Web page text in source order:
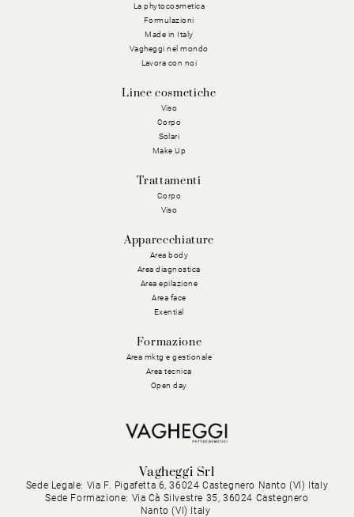
La phytocosmetica
Formulazioni
Made in Italy
Vagheggi nel mondo
Lavora con noi
Linee cosmetiche
Viso
Corpo
Solari
Make Up
Trattamenti
Corpo
Viso
Apparecchiature
Area body
Area diagnostica
Area epilazione
Area face
Exential
Formazione
Area mktg e gestionale
Area tecnica
Open day
Vagheggi Srl
Sede Legale: Via F. Pigafetta 6, 36024 Castegnero Nanto (VI) Italy
Sede Formazione: Via Cà Silvestre 35, 36024 Castegnero
Nanto (VI) Italy